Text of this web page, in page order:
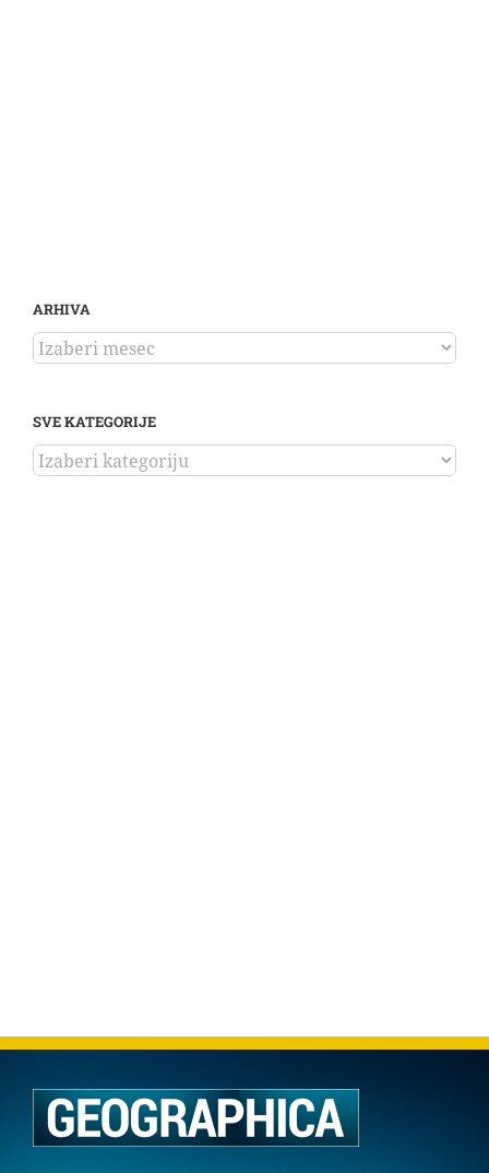
ARHIVA
ARHIVA
SVE KATEGORIJE
SVE
KATEGORIJE